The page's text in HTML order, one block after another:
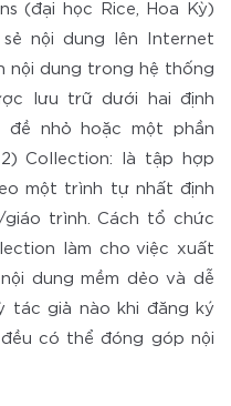
(đại học Rice, Hoa Kỳ)
nội dung lên Internet
nội dung trong hệ thống
lưu trữ dưới hai định
đề nhỏ hoặc một phần
Collection: là tập hợp
một trình tự nhất định
trình. Cách tổ chức
làm cho việc xuất
dung mềm dẻo và dễ
tác giả nào khi đăng ký
có thể đóng góp nội